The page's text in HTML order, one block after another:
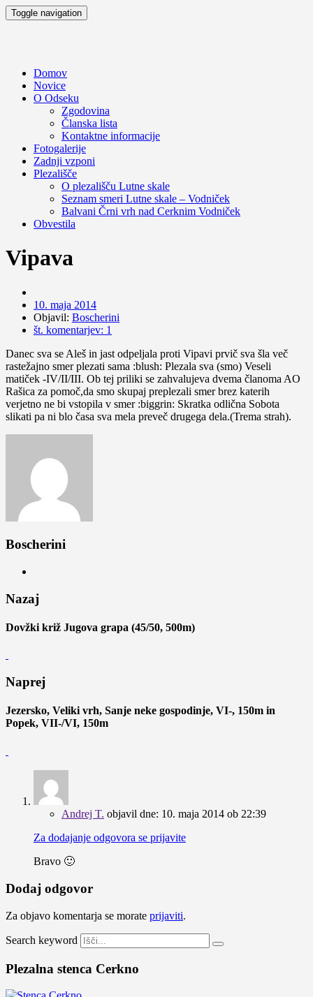
Toggle navigation
Domov
Novice
O Odseku
Zgodovina
Članska lista
Kontaktne informacije
Fotogalerije
Zadnji vzponi
Plezališče
O plezališču Lutne skale
Seznam smeri Lutne skale – Vodniček
Balvani Črni vrh nad Cerknim Vodniček
Obvestila
Vipava
10. maja 2014
Objavil: Boscherini
št. komentarjev: 1
Danec sva se Aleš in jast odpeljala proti Vipavi prvič sva šla več
rastežajno smer plezati sama :blush: Plezala sva (smo) Veseli
matiček -IV/II/III. Ob tej priliki se zahvalujeva dvema članoma AO
Rašica za pomoč,da smo skupaj preplezali smer brez katerih
verjetno ne bi vstopila v smer :biggrin: Skratka odlična Sobota
slikati pa ni blo časa sva mela preveč drugega dela.(Trema strah).
Boscherini
Nazaj
Dovžki križ Jugova grapa (45/50, 500m)
Naprej
Jezersko, Veliki vrh, Sanje neke gospodinje, VI-, 150m in
Popek, VII-/VI, 150m
Andrej T. objavil dne: 10. maja 2014 ob 22:39
Za dodajanje odgovora se prijavite
Bravo 🙂
Dodaj odgovor
Za objavo komentarja se morate prijaviti.
Search keyword
Plezalna stenca Cerkno